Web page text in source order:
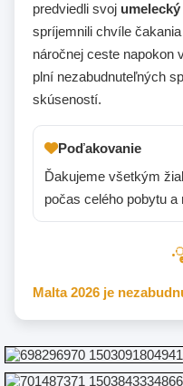
predviedli svoj
spríjemnili chvíle
náročnej ceste napokon
plní nezabudnuteľných
skúseností.
Poďakovanie
Ďakujeme všetkým
počas celého pobytu
Malta 2026 je